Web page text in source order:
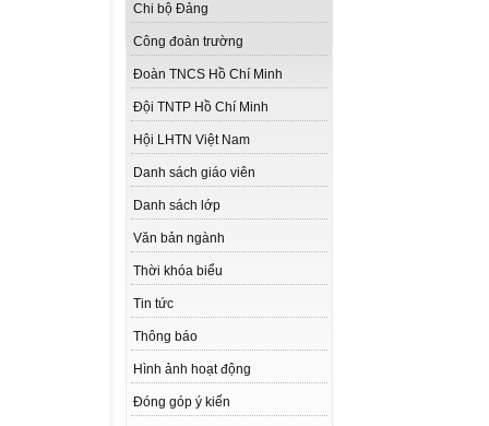
Chi bộ Đảng
Công đoàn trường
Đoàn TNCS Hồ Chí Minh
Đội TNTP Hồ Chí Minh
Hội LHTN Việt Nam
Danh sách giáo viên
Danh sách lớp
Văn bản ngành
Thời khóa biểu
Tin tức
Thông báo
Hình ảnh hoạt động
Đóng góp ý kiến